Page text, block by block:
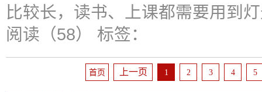
比较长，读书、上课都需要用到
阅读（58） 标签：
首页 上一页 1 2 3 4 5